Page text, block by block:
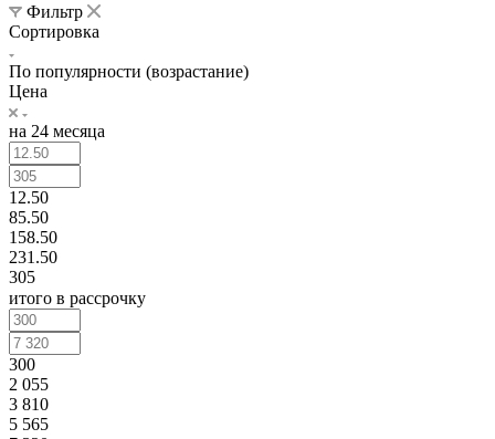
Фильтр
Сортировка
По популярности (возрастание)
Цена
на 24 месяца
12.50
85.50
158.50
231.50
305
итого в рассрочку
300
2 055
3 810
5 565